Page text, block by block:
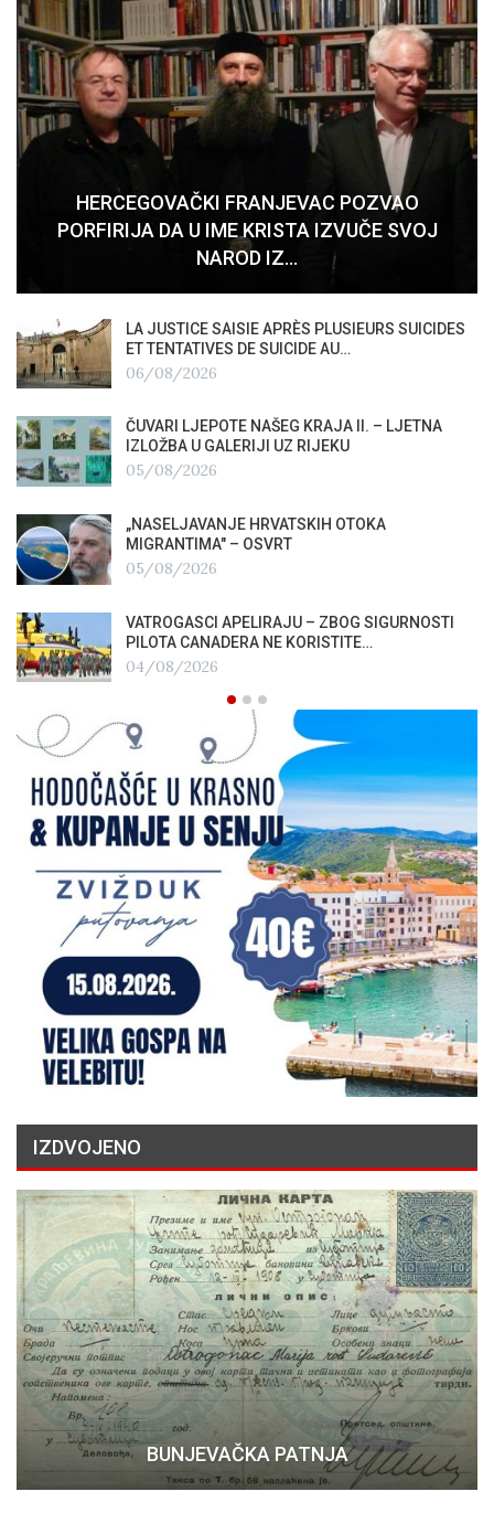
HERCEGOVAČKI FRANJEVAC POZVAO
PORFIRIJA DA U IME KRISTA IZVUČE SVOJ
NAROD IZ…
LA JUSTICE SAISIE APRÈS PLUSIEURS SUICIDES
ET TENTATIVES DE SUICIDE AU…
06/08/2026
ČUVARI LJEPOTE NAŠEG KRAJA II. – LJETNA
IZLOŽBA U GALERIJI UZ RIJEKU
05/08/2026
„NASELJAVANJE HRVATSKIH OTOKA
MIGRANTIMA″ – OSVRT
05/08/2026
VATROGASCI APELIRAJU – ZBOG SIGURNOSTI
PILOTA CANADERA NE KORISTITE…
04/08/2026
IZDVOJENO
BUNJEVAČKA PATNJA